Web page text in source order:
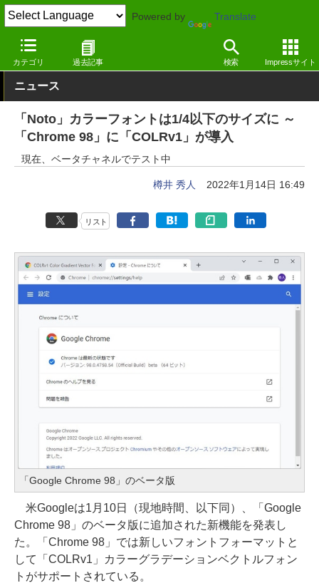
Powered by Translate
カテゴリ 過去記事 検索 Impressサイト
窓の杜 インターネット Windows
ニュース
「Noto」カラーフォントは1/4以下のサイズに ～
「Chrome 98」に「COLRv1」が導入
現在、ベータチャネルでテスト中
樽井 秀人 2022年1月14日 16:49
リスト
「Google Chrome 98」のベータ版
米Googleは1月10日（現地時間、以下同）、「Google
Chrome 98」のベータ版に追加された新機能を発表し
た。「Chrome 98」では新しいフォントフォーマットと
して「COLRv1」カラーグラデーションベクトルフォン
トがサポートされている。